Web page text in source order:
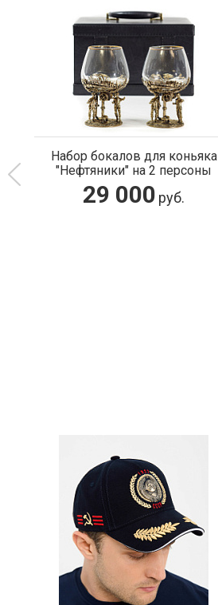
Набор бокалов для коньяка
"Нефтяники" на 2 персоны
29 000 руб.